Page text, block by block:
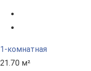
1-комнатная
21.70 м²